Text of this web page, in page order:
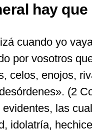
hay
cuando yo
por vosotros
celos, enojos,
(2
las
idolatría,